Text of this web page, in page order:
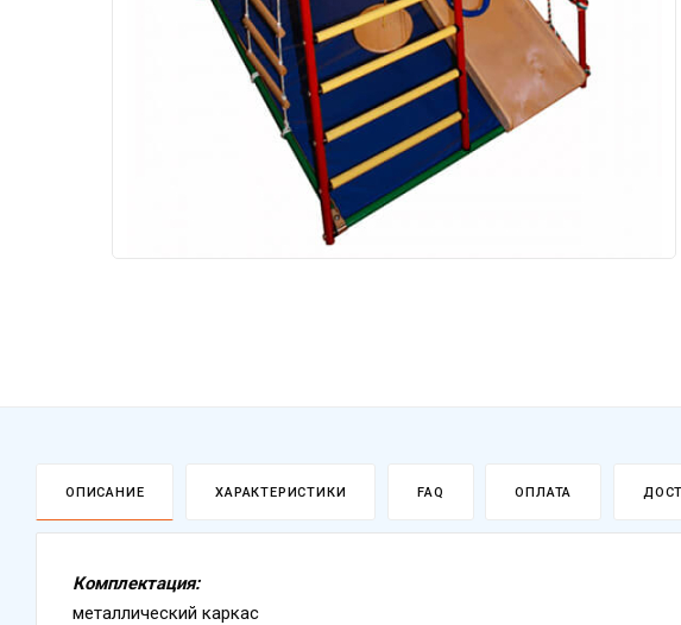
ОПИСАНИЕ ХАРАКТЕРИСТИКИ FAQ ОПЛАТА
Комплектация:
металлический каркас